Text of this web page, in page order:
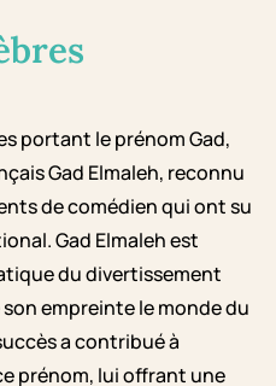
portant le prénom Gad,
Gad Elmaleh, reconnu
de comédien qui ont su
Gad Elmaleh est
du divertissement
empreinte le monde du
a contribué à
prénom, lui offrant une